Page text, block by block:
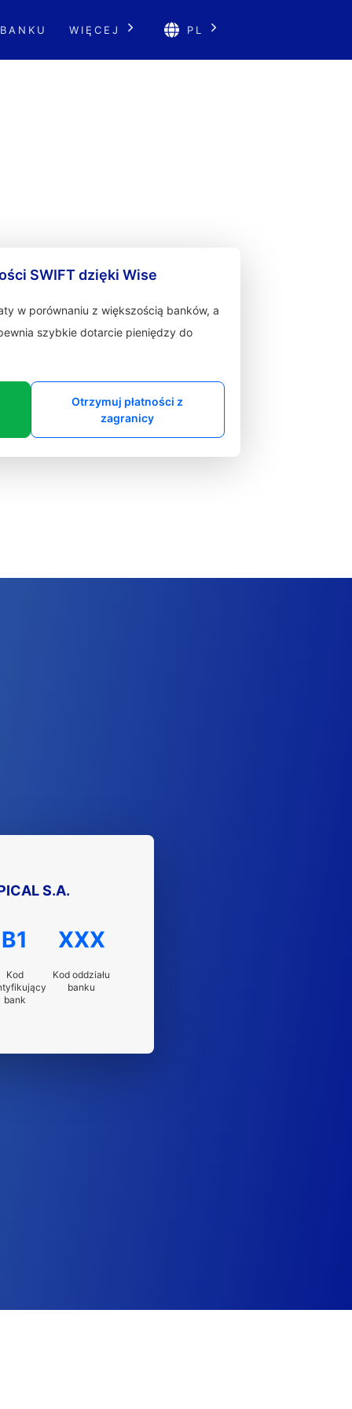
WIĘCEJ PL
SWIFT dzięki Wise
w porównaniu z większością banków, a
szybkie dotarcie pieniędzy do
Otrzymuj płatności z
zagranicy
S.A.
B1
Kod
bank
XXX
Kod oddziału
banku